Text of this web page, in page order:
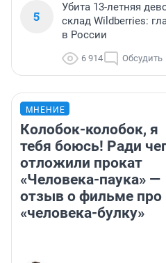
5
Убита 13-летняя
склад Wildberries:
в России
6 914 Обсудить
МНЕНИЕ
Колобок-колобок, я
тебя боюсь! Ради
отложили прокат
«Человека-паука» —
отзыв о фильме про
«человека-булку»